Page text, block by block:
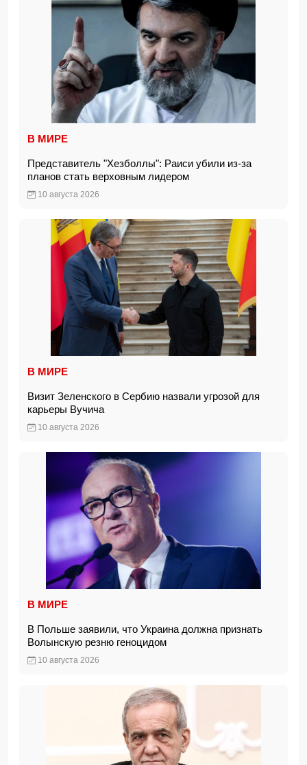
В МИРЕ
Представитель "Хезболлы": Раиси убили из-за
планов стать верховным лидером
10 августа 2026
В МИРЕ
Визит Зеленского в Сербию назвали угрозой для
карьеры Вучича
10 августа 2026
В МИРЕ
В Польше заявили, что Украина должна признать
Волынскую резню геноцидом
10 августа 2026